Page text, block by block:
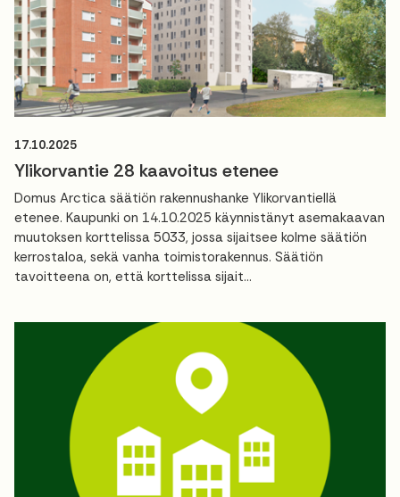
17.10.2025
Ylikorvantie 28 kaavoitus etenee
Domus Arctica säätiön rakennushanke Ylikorvantiellä
etenee. Kaupunki on 14.10.2025 käynnistänyt asemakaavan
muutoksen korttelissa 5033, jossa sijaitsee kolme säätiön
kerrostaloa, sekä vanha toimistorakennus. Säätiön
tavoitteena on, että korttelissa sijait...